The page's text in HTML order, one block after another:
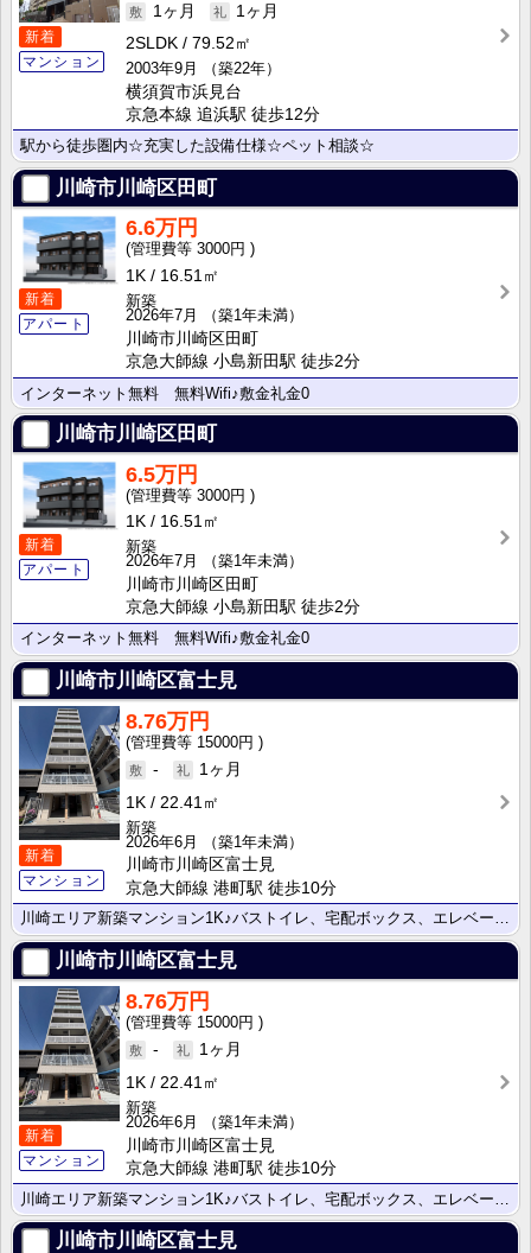
新着
マンション
1ヶ月
1ヶ月
2SLDK
79.52㎡
2003年9月
（築22年）
横須賀市浜見台
京急本線 追浜駅 徒歩12分
駅から徒歩圏内☆充実した設備仕様☆ペット相談☆
川崎市川崎区田町
新着
アパート
6.6万円
3000円
1K
16.51㎡
新築
2026年7月
（築1年未満）
川崎市川崎区田町
京急大師線 小島新田駅 徒歩2分
インターネット無料 無料Wifi♪敷金礼金0
川崎市川崎区田町
新着
アパート
6.5万円
3000円
1K
16.51㎡
新築
2026年7月
（築1年未満）
川崎市川崎区田町
京急大師線 小島新田駅 徒歩2分
インターネット無料 無料Wifi♪敷金礼金0
川崎市川崎区富士見
新着
マンション
8.76万円
15000円
-
1ヶ月
1K
22.41㎡
新築
2026年6月
（築1年未満）
川崎市川崎区富士見
京急大師線 港町駅 徒歩10分
川崎エリア新築マンション1K♪バストイレ、宅配ボックス、エレベーター
川崎市川崎区富士見
新着
マンション
8.76万円
15000円
-
1ヶ月
1K
22.41㎡
新築
2026年6月
（築1年未満）
川崎市川崎区富士見
京急大師線 港町駅 徒歩10分
川崎市川崎区富士見